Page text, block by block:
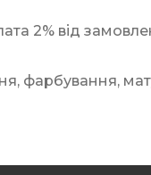
2% від
фарбування,